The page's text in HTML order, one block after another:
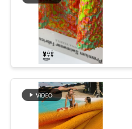
সাইট
ম্যাপ
পুনর্ব্যবহৃত